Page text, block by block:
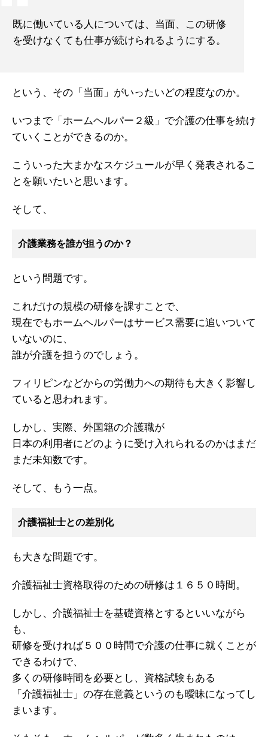
既に働いている人については、当面、この研修
を受けなくても仕事が続けられるようにする。
という、その「当面」がいったいどの程度なのか。
いつまで「ホームヘルパー２級」で介護の仕事を続け
ていくことができるのか。
こういった大まかなスケジュールが早く発表されるこ
とを願いたいと思います。
そして、
介護業務を誰が担うのか？
という問題です。
これだけの規模の研修を課すことで、
現在でもホームヘルパーはサービス需要に追いついて
いないのに、
誰が介護を担うのでしょう。
フィリピンなどからの労働力への期待も大きく影響し
ていると思われます。
しかし、実際、外国籍の介護職が
日本の利用者にどのように受け入れられるのかはまだ
まだ未知数です。
そして、もう一点。
介護福祉士との差別化
も大きな問題です。
介護福祉士資格取得のための研修は１６５０時間。
しかし、介護福祉士を基礎資格とするといいながら
も、
研修を受ければ５００時間で介護の仕事に就くことが
できるわけで、
多くの研修時間を必要とし、資格試験もある
「介護福祉士」の存在意義というのも曖昧になってし
まいます。